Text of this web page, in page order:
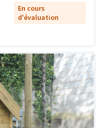
En cours
d'évaluation